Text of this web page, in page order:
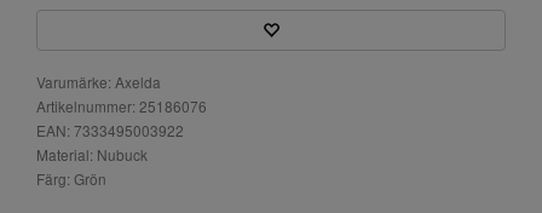
Varumärke: Axelda
Artikelnummer: 25186076
EAN: 7333495003922
Material: Nubuck
Färg: Grön